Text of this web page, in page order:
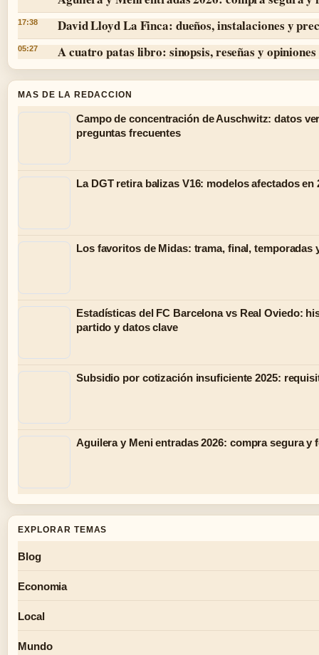
17:38 David Lloyd La Finca: dueños, instalaciones y
05:27 A cuatro patas libro: sinopsis, reseñas y opiniones
MAS DE LA REDACCION
Campo de concentración de Auschwitz: datos
preguntas frecuentes
La DGT retira balizas V16: modelos afectados en
Los favoritos de Midas: trama, final, temporadas
Estadísticas del FC Barcelona vs Real Oviedo:
partido y datos clave
Subsidio por cotización insuficiente 2025:
Aguilera y Meni entradas 2026: compra segura y
EXPLORAR TEMAS
Blog
Economia
Local
Mundo